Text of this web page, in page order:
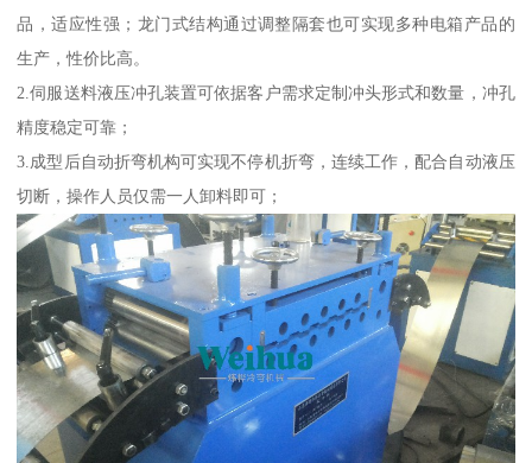
品，适应性强；龙门式结构通过调整隔套也可实现多种电箱产品的
生产，性价比高。
2.伺服送料液压冲孔装置可依据客户需求定制冲头形式和数量，冲孔
精度稳定可靠；
3.成型后自动折弯机构可实现不停机折弯，连续工作，配合自动液压
切断，操作人员仅需一人卸料即可；